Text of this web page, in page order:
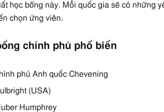
học bổng này. Mỗi quốc gia sẽ có những
chọn ứng viên.
chính phủ phổ biến
phủ Anh quốc Chevening
(USA)
Humphrey